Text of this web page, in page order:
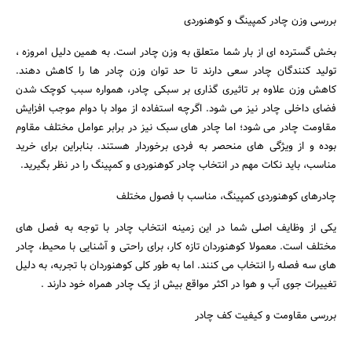
بررسی وزن چادر کمپینگ و کوهنوردی
بخش گسترده‌ ای از بار شما متعلق به وزن چادر است. به همین دلیل امروزه ،
تولید کنندگان چادر سعی دارند تا حد توان وزن چادر ها را کاهش دهند.
کاهش وزن علاوه بر تاثیری گذاری بر سبکی چادر، همواره سبب کوچک شدن
فضای داخلی چادر نیز می‌ شود. اگرچه استفاده از مواد با دوام موجب افزایش
مقاومت چادر می‌ شود؛ اما چادر های سبک نیز در برابر عوامل مختلف مقاوم
بوده و از ویژگی‌ های منحصر به فردی برخوردار هستند. بنابراین برای خرید
مناسب، باید نکات مهم در انتخاب چادر کوهنوردی و کمپینگ را در نظر بگیرید.
چادرهای کوهنوردی کمپینگ، مناسب با فصول مختلف
یکی از وظایف اصلی شما در این زمینه انتخاب چادر با توجه به فصل‌ های
مختلف است. معمولا کوهنوردان تازه کار، برای راحتی و آشنایی با محیط، چادر
های سه فصله را انتخاب می‌ کنند. اما به طور کلی کوهنوردان با تجربه، به دلیل
تغییرات جوی آب و هوا در اکثر مواقع بیش از یک چادر همراه خود دارند .
بررسی مقاومت و کیفیت کف چادر